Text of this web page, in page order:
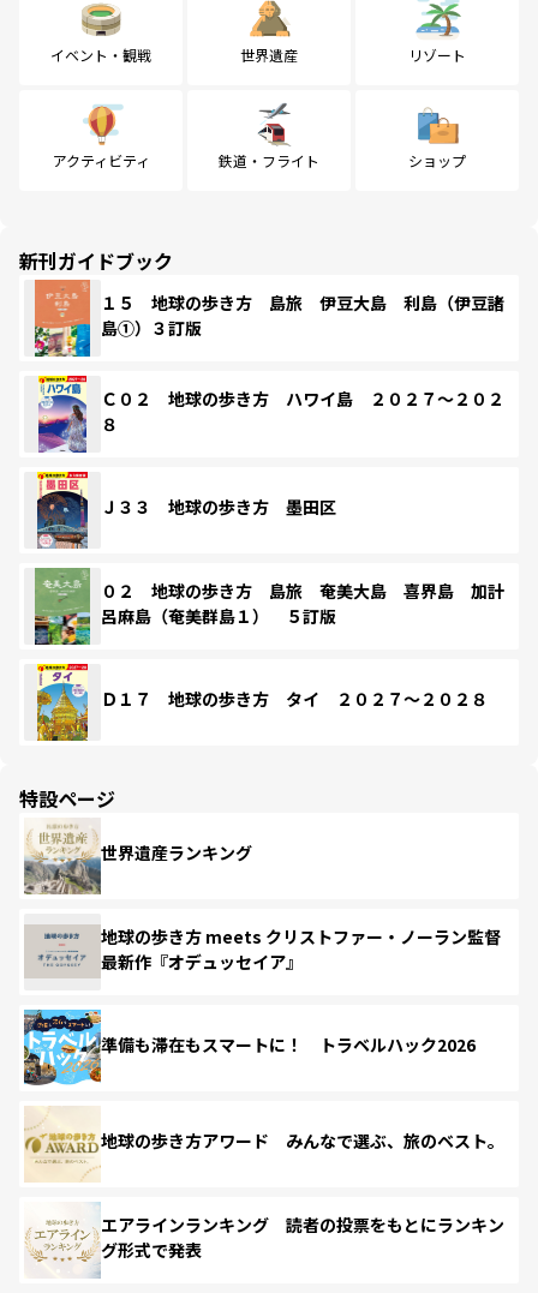
イベント・観戦 世界遺産 リゾート
アクティビティ 鉄道・フライト ショップ
新刊ガイドブック
１５ 地球の歩き方 島旅 伊豆大島 利島（伊豆諸
島①）３訂版
Ｃ０２ 地球の歩き方 ハワイ島 ２０２７～２０２
８
Ｊ３３ 地球の歩き方 墨田区
０２ 地球の歩き方 島旅 奄美大島 喜界島 加計
呂麻島（奄美群島１） ５訂版
Ｄ１７ 地球の歩き方 タイ ２０２７～２０２８
特設ページ
世界遺産ランキング
地球の歩き方 meets クリストファー・ノーラン監督
最新作『オデュッセイア』
準備も滞在もスマートに！ トラベルハック2026
地球の歩き方アワード みんなで選ぶ、旅のベスト。
エアラインランキング 読者の投票をもとにランキン
グ形式で発表